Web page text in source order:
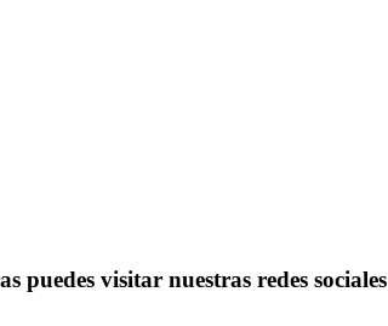
puedes visitar nuestras redes sociales